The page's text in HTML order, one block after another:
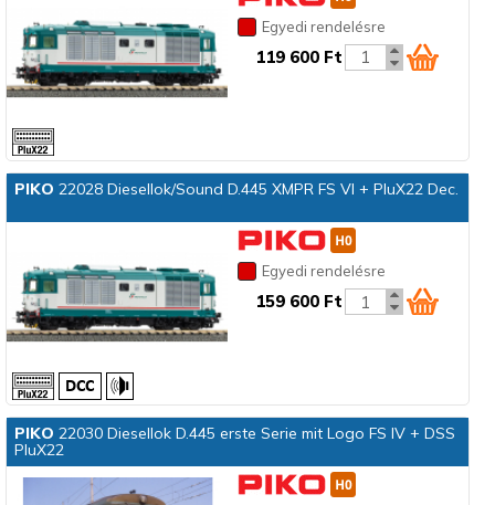
Egyedi rendelésre
119 600 Ft
PIKO 22028 Diesellok/Sound D.445 XMPR FS VI + PluX22 Dec.
Egyedi rendelésre
159 600 Ft
PIKO 22030 Diesellok D.445 erste Serie mit Logo FS IV + DSS
PluX22